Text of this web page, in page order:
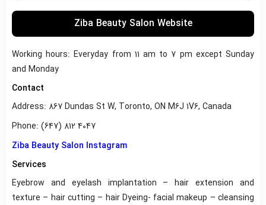
Ziba Beauty Salon Website
Working hours: Everyday from 11 am to 7 pm except Sunday
and Monday
Contact
Address: 867 Dundas St W, Toronto, ON M6J 1V6, Canada
Phone: (647) 812 4047
Ziba Beauty Salon Instagram
Services
Eyebrow and eyelash implantation – hair extension and
texture – hair cutting – hair Dyeing- facial makeup – cleansing